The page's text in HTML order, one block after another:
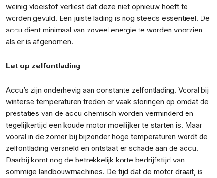
weinig vloeistof verliest dat deze niet opnieuw hoeft te
worden gevuld. Een juiste lading is nog steeds essentieel. De
accu dient minimaal van zoveel energie te worden voorzien
als er is afgenomen.
Let op zelfontlading
Accu’s zijn onderhevig aan constante zelfontlading. Vooral bij
winterse temperaturen treden er vaak storingen op omdat de
prestaties van de accu chemisch worden verminderd en
tegelijkertijd een koude motor moeilijker te starten is. Maar
vooral in de zomer bij bijzonder hoge temperaturen wordt de
zelfontlading versneld en ontstaat er schade aan de accu.
Daarbij komt nog de betrekkelijk korte bedrijfstijd van
sommige landbouwmachines. De tijd dat de motor draait, is